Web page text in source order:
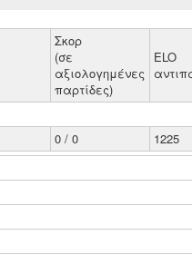
Σκορ
(σε
αξιολογημένες
παρτίδες)
ELO
0 / 0 1225